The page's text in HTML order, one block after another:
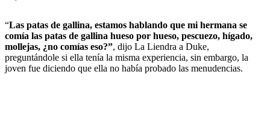
“Las patas de gallina, estamos hablando que mi hermana se
comía las patas de gallina hueso por hueso, pescuezo, hígado,
mollejas, ¿no comías eso?”, dijo La Liendra a Duke,
preguntándole si ella tenía la misma experiencia, sin embargo, la
joven fue diciendo que ella no había probado las menudencias.